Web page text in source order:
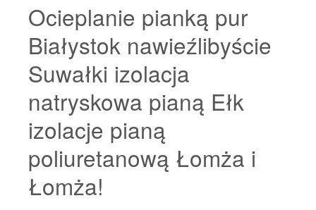
Ocieplanie pianką pur
Białystok nawieźlibyście
Suwałki izolacja
natryskowa pianą Ełk
izolacje pianą
poliuretanową Łomża i
Łomża!